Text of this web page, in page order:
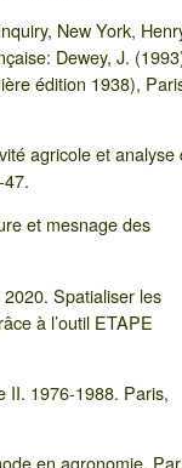
New York,
Dewey, J.
édition 1938),
agricole et analyse
et mesnage des
Spatialiser les
à l’outil ETAPE
II. 1976-1988. Paris,